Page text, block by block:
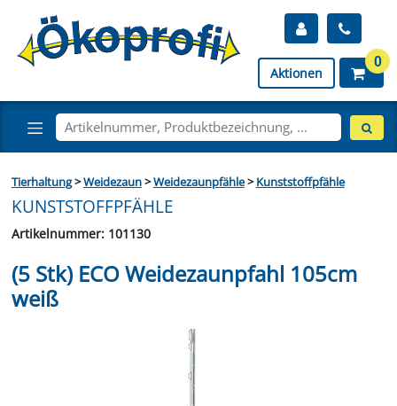
Aktionen
0
Tierhaltung>Weidezaun>Weidezaunpfähle>Kunststoffpfähle
KUNSTSTOFFPFÄHLE
Artikelnummer: 101130
(5 Stk) ECO Weidezaunpfahl 105cm
weiß